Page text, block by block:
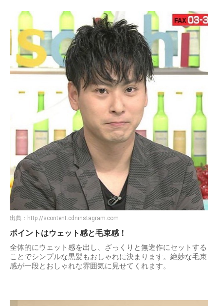
出典： http://scontent.cdninstagram.com
ポイントはウェット感と毛束感！
全体的にウェット感を出し、ざっくりと無造作にセットする
ことでシンプルな黒髪もおしゃれに決まります。絶妙な毛束
感が一段とおしゃれな雰囲気に見せてくれます。